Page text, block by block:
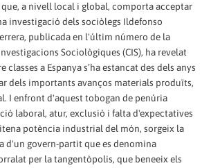
a nivell local i global, comporta acceptar
investigació dels sociòlegs Ildefonso
publicada en l'últim número de la
Sociològiques (CIS), ha revelat
a Espanya s’ha estancat des dels anys
dels importants avanços materials produïts,
I enfront d'aquest tobogan de penúria
laboral, atur, exclusió i falta d'expectatives
potència industrial del món, sorgeix la
d'un govern-partit que es denomina
per la tangentòpolis, que beneeix els